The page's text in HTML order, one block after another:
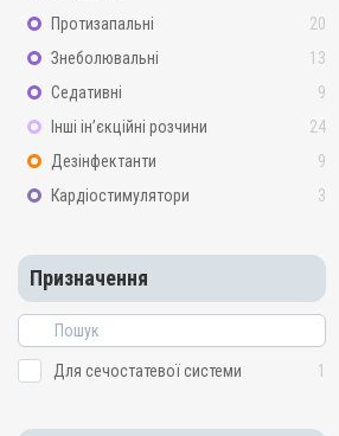
Протизапальні
20
Знеболювальні
13
Седативні
9
Інші ін’єкційні розчини
24
Дезінфектанти
9
Кардіостимулятори
3
Призначення
Для сечостатевої системи 1